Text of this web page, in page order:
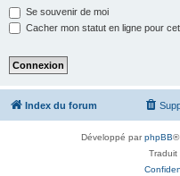
Se souvenir de moi
Cacher mon statut en ligne pour
Index du forum
Développé parphpBB®
Traduit